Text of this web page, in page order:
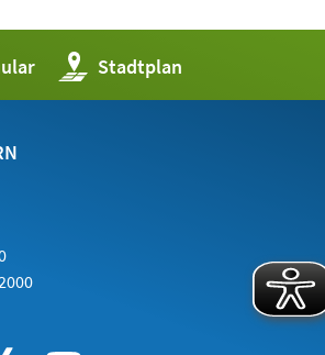
Stadtplan
(Öffnet
in
einem